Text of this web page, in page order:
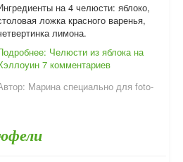
на 4 челюсти: яблоко,
ложка красного варенья,
лимона.
Челюсти из яблока на
7 комментариев
Марина специально для foto-